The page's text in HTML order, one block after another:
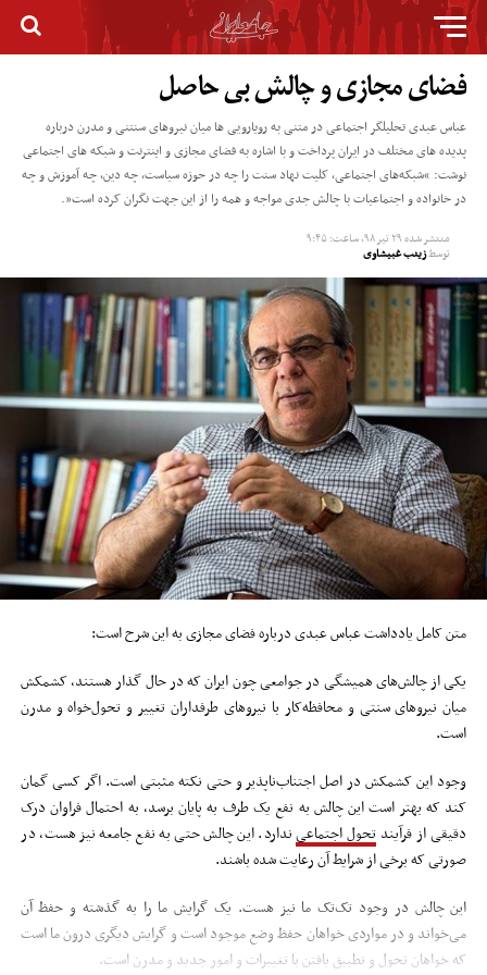
فضای مجازی و چالش بی حاصل
عباس عبدی تحلیلگر اجتماعی در متنی به رویارویی ها میان نیروهای سنتنی و مدرن درباره
پدیده های مختلف در ایران پرداخت و با اشاره به فضای مجازی و اینترنت و شبکه های اجتماعی
نوشت: “شبکه‌های اجتماعی، کلیت نهاد سنت را چه در حوزه سیاست، چه دین، چه آموزش و چه
در خانواده و اجتماعیات با چالش جدی مواجه و همه را از این جهت نگران کرده است”.
منتشر شده۲۹ تیر ۹۸, ساعت: ۹:۴۵
توسطزینب غبیشاوی
متن کامل یادداشت عباس عبدی درباره فضای مجازی به این شرح است:
یکی از چالش‌های همیشگی در جوامعی چون ایران که در حال گذار هستند، کشمکش
میان نیروهای سنتی و محافظه‌کار با نیروهای طرفداران تغییر و تحول‌خواه و مدرن
است.
وجود این کشمکش در اصل اجتناب‌ناپذیر و حتی نکته مثبتی است. اگر کسی گمان
کند که بهتر است این چالش به نفع یک طرف به پایان برسد، به احتمال فراوان درک
دقیقی از فرآیندتحول اجتماعیندارد. این چالش حتی به نفع جامعه نیز هست، در
صورتی که برخی از شرایط آن رعایت شده باشند.
این چالش در وجود تک‌‌تک ما نیز هست. یک گرایش ما را به گذشته و حفظ آن
می‌خواند و در مواردی خواهان حفظ وضع موجود است و گرایش دیگری درون ما است
که خواهان تحول و تطبیق یافتن با تغییرات و امور جدید و مدرن است.